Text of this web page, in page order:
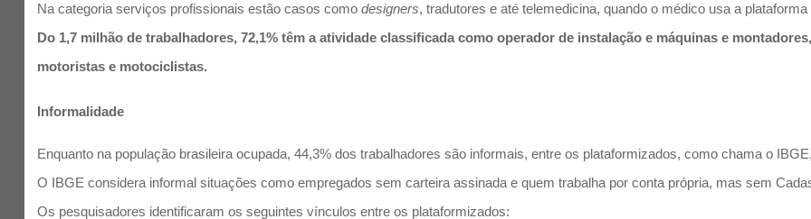
Na categoria serviços profissionais estão casos comodesigners, tradutores e até telemedicina, quando o médico usa a
Do 1,7 milhão de trabalhadores, 72,1% têm a atividade classificada como operador de instalação e máquinas e
motoristas e motociclistas.
Informalidade
Enquanto na população brasileira ocupada, 44,3% dos trabalhadores são informais, entre os plataformizados, como chama o
O IBGE considera informal situações como empregados sem carteira assinada e quem trabalha por conta própria, mas sem
Os pesquisadores identificaram os seguintes vínculos entre os plataformizados: